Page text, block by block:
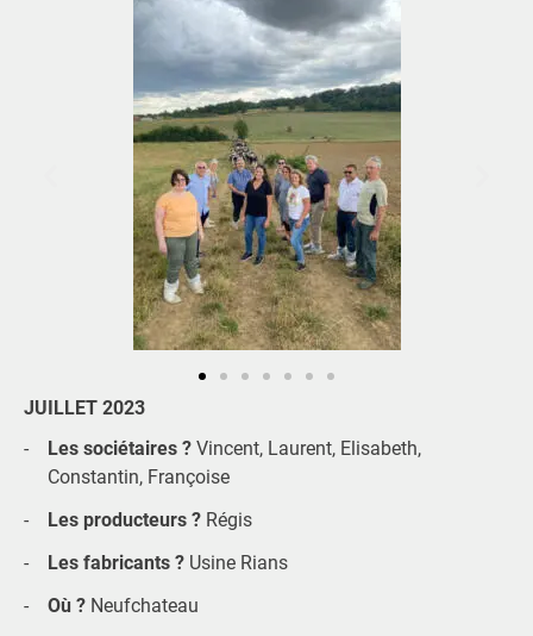
JUILLET 2023
Les sociétaires ? Vincent, Laurent, Elisabeth,
Constantin, Françoise
Les producteurs ? Régis
Les fabricants ? Usine Rians
Où ? Neufchateau